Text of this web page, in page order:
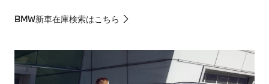
BMW新車在庫検索はこちら